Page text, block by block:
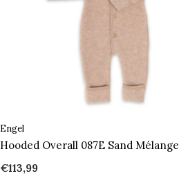
Engel
Hooded Overall 087E Sand Mélange
€113,99